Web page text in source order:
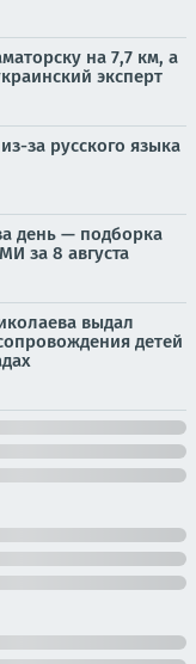
на 7,7 км, а
эксперт
за русского языка
день — подборка
за 8 августа
выдал
детей